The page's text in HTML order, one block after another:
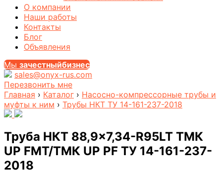
О компании
Наши работы
Контакты
Блог
Объявления
Мы зачестныйбизнес
sales@onyx-rus.com
Перезвонить мне
Главная › Каталог › Насосно-компрессорные трубы и
муфты к ним › Трубы НКТ ТУ 14-161-237-2018
Труба НКТ 88,9×7,34-R95LT ТМК
UP FMT/ТМК UP PF ТУ 14-161-237-
2018